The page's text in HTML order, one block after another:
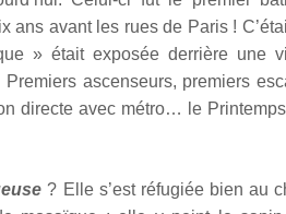
ans avant les rues de Paris !
» était exposée derrière une
ascenseurs, premiers
directe avec métro… le Printemps
? Elle s’est réfugiée bien au